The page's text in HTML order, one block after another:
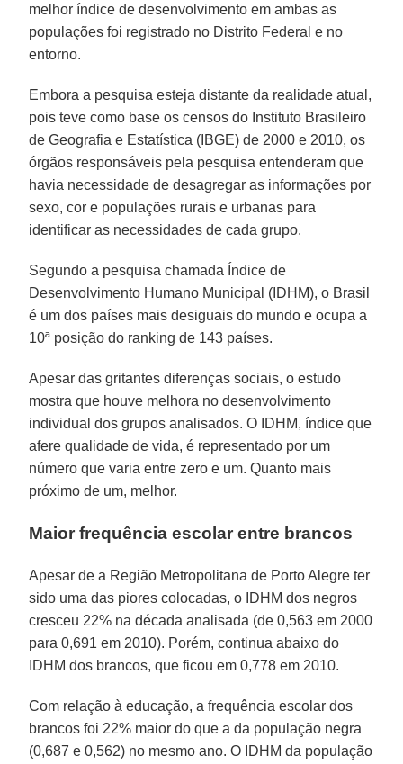
melhor índice de desenvolvimento em ambas as
populações foi registrado no Distrito Federal e no
entorno.
Embora a pesquisa esteja distante da realidade atual,
pois teve como base os censos do Instituto Brasileiro
de Geografia e Estatística (IBGE) de 2000 e 2010, os
órgãos responsáveis pela pesquisa entenderam que
havia necessidade de desagregar as informações por
sexo, cor e populações rurais e urbanas para
identificar as necessidades de cada grupo.
Segundo a pesquisa chamada Índice de
Desenvolvimento Humano Municipal (IDHM), o Brasil
é um dos países mais desiguais do mundo e ocupa a
10ª posição do ranking de 143 países.
Apesar das gritantes diferenças sociais, o estudo
mostra que houve melhora no desenvolvimento
individual dos grupos analisados. O IDHM, índice que
afere qualidade de vida, é representado por um
número que varia entre zero e um. Quanto mais
próximo de um, melhor.
Maior frequência escolar entre brancos
Apesar de a Região Metropolitana de Porto Alegre ter
sido uma das piores colocadas, o IDHM dos negros
cresceu 22% na década analisada (de 0,563 em 2000
para 0,691 em 2010). Porém, continua abaixo do
IDHM dos brancos, que ficou em 0,778 em 2010.
Com relação à educação, a frequência escolar dos
brancos foi 22% maior do que a da população negra
(0,687 e 0,562) no mesmo ano. O IDHM da população